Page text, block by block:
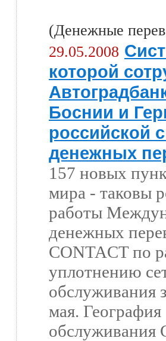
(Денежные
29.05.2008
которой
Боснии и
российской
денежных
157 новых
мира - таковы
работы
денежных
CONTACT по
уплотнению
обслуживания
мая.
обслуживания